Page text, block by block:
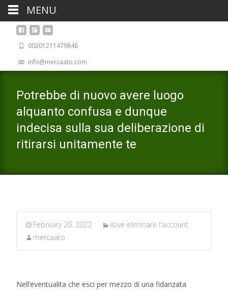
00201211479848
info@mercaato.com
Potrebbe di nuovo avere luogo
alquanto confusa e dunque
indecisa sulla sua deliberazione di
ritirarsi unitamente te
February 20, 2022
ilove eliminare l'account
mercaato .
Nell’eventualita che esci per mezzo di una fidanzata
MENU